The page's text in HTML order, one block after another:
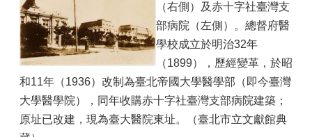
（右側）及赤十字社臺灣支
部病院（左側）。總督府醫
學校成立於明治32年
（1899），歷經變革，於昭
和11年（1936）改制為臺北帝國大學醫學部（即今臺灣
大學醫學院），同年收購赤十字社臺灣支部病院建築；
原址已改建，現為臺大醫院東址。（臺北市立文獻館典